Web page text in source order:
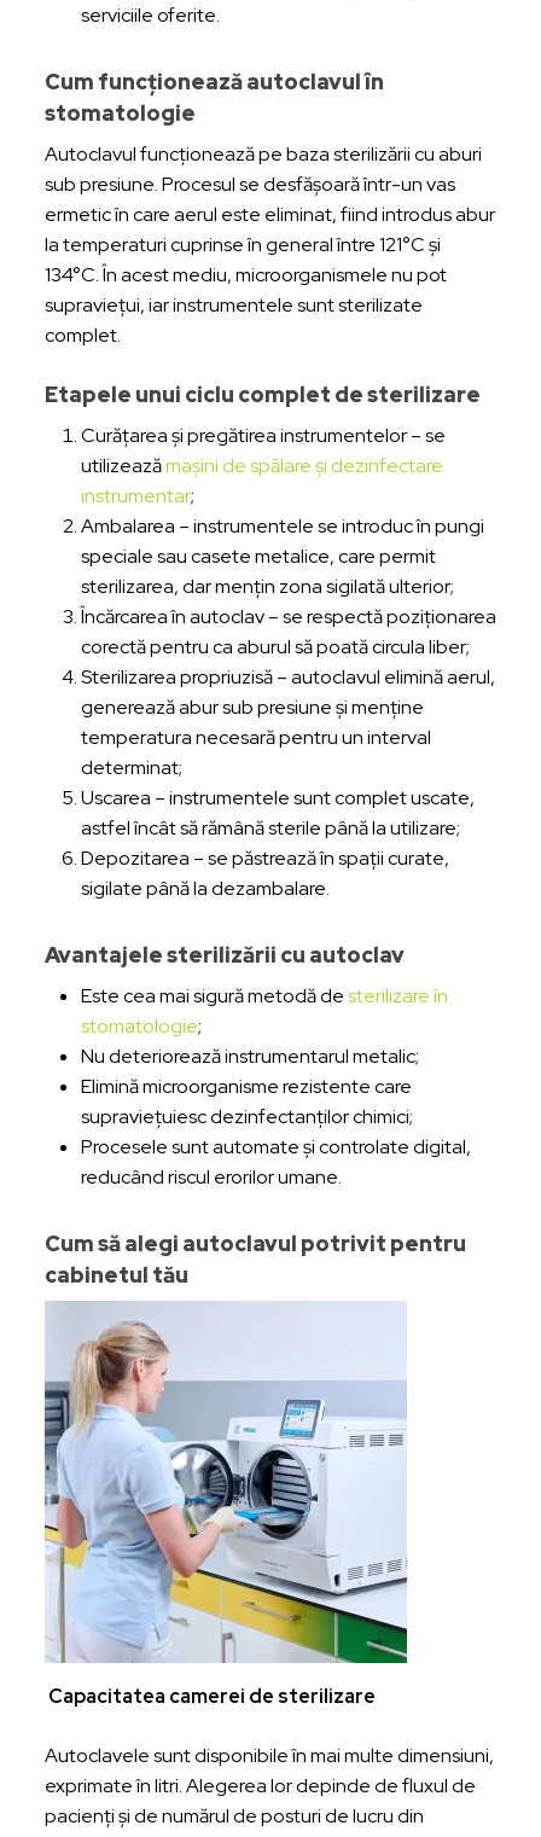
serviciile oferite.
Cum funcționează autoclavul în
stomatologie
Autoclavul funcționează pe baza sterilizării cu aburi
sub presiune. Procesul se desfășoară într-un vas
ermetic în care aerul este eliminat, fiind introdus abur
la temperaturi cuprinse în general între 121°C și
134°C. În acest mediu, microorganismele nu pot
supraviețui, iar instrumentele sunt sterilizate
complet.
Etapele unui ciclu complet de sterilizare
Curățarea și pregătirea instrumentelor – se
utilizeazămașini de spălare și dezinfectare
instrumentar;
Ambalarea – instrumentele se introduc în pungi
speciale sau casete metalice, care permit
sterilizarea, dar mențin zona sigilată ulterior;
Încărcarea în autoclav – se respectă poziționarea
corectă pentru ca aburul să poată circula liber;
Sterilizarea propriuzisă – autoclavul elimină aerul,
generează abur sub presiune și menține
temperatura necesară pentru un interval
determinat;
Uscarea – instrumentele sunt complet uscate,
astfel încât să rămână sterile până la utilizare;
Depozitarea – se păstrează în spații curate,
sigilate până la dezambalare.
Avantajele sterilizării cu autoclav
Este cea mai sigură metodă desterilizare în
stomatologie;
Nu deteriorează instrumentarul metalic;
Elimină microorganisme rezistente care
supraviețuiesc dezinfectanților chimici;
Procesele sunt automate și controlate digital,
reducând riscul erorilor umane.
Cum să alegi autoclavul potrivit pentru
cabinetul tău
Capacitatea camerei de sterilizare
Autoclavele sunt disponibile în mai multe dimensiuni,
exprimate în litri. Alegerea lor depinde de fluxul de
pacienți și de numărul de posturi de lucru din